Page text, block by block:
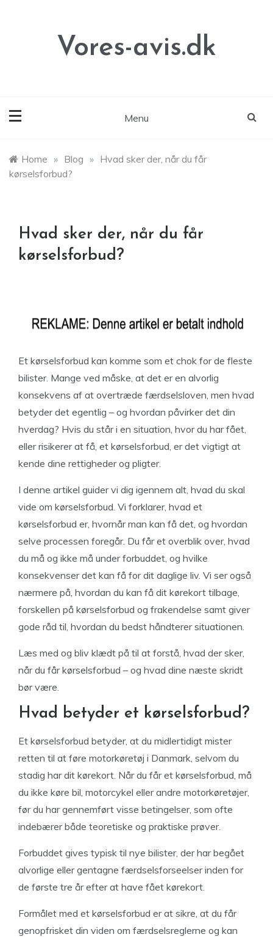
Vores-avis.dk
Menu
Home » Blog » Hvad sker der, når du får
kørselsforbud?
Hvad sker der, når du får
kørselsforbud?
Et kørselsforbud kan komme som et chok for de fleste
bilister. Mange ved måske, at det er en alvorlig
konsekvens af at overtræde færdselsloven, men hvad
betyder det egentlig – og hvordan påvirker det din
hverdag? Hvis du står i en situation, hvor du har fået,
eller risikerer at få, et kørselsforbud, er det vigtigt at
kende dine rettigheder og pligter.
I denne artikel guider vi dig igennem alt, hvad du skal
vide om kørselsforbud. Vi forklarer, hvad et
kørselsforbud er, hvornår man kan få det, og hvordan
selve processen foregår. Du får et overblik over, hvad
du må og ikke må under forbuddet, og hvilke
konsekvenser det kan få for dit daglige liv. Vi ser også
nærmere på, hvordan du kan få dit kørekort tilbage,
forskellen på kørselsforbud og frakendelse samt giver
gode råd til, hvordan du bedst håndterer situationen.
Læs med og bliv klædt på til at forstå, hvad der sker,
når du får kørselsforbud – og hvad dine næste skridt
bør være.
Hvad betyder et kørselsforbud?
Et kørselsforbud betyder, at du midlertidigt mister
retten til at føre motorkøretøj i Danmark, selvom du
stadig har dit kørekort. Når du får et kørselsforbud, må
du ikke køre bil, motorcykel eller andre motorkøretøjer,
før du har gennemført visse betingelser, som ofte
indebærer både teoretiske og praktiske prøver.
Forbuddet gives typisk til nye bilister, der har begået
alvorlige eller gentagne færdselsforseelser inden for
de første tre år efter at have fået kørekort.
Formålet med et kørselsforbud er at sikre, at du får
genopfrisket din viden om færdselsreglerne og kan